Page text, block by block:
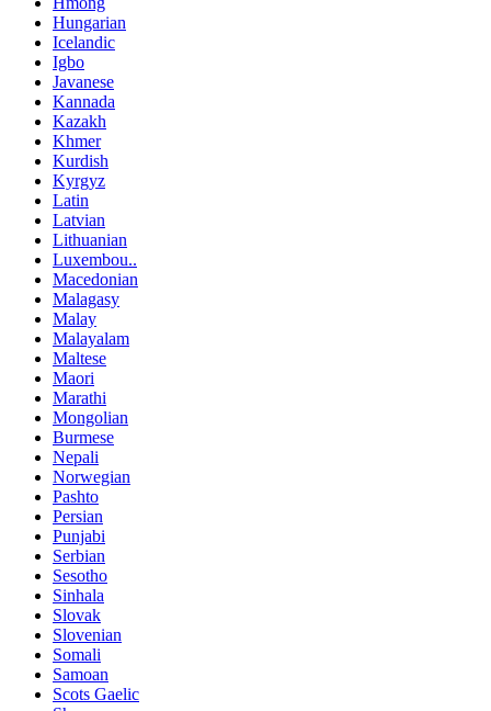
Hungarian
Icelandic
Igbo
Javanese
Kannada
Kazakh
Khmer
Kurdish
Kyrgyz
Latin
Latvian
Lithuanian
Luxembou..
Macedonian
Malagasy
Malay
Malayalam
Maltese
Maori
Marathi
Mongolian
Burmese
Nepali
Norwegian
Pashto
Persian
Punjabi
Serbian
Sesotho
Sinhala
Slovak
Slovenian
Somali
Samoan
Scots Gaelic